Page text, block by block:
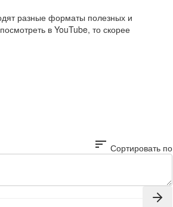
разные форматы полезных и
в YouTube, то скорее
sort Сортировать по